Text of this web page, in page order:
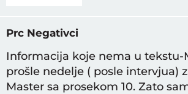
Prc Negativci
Informacija koje nema u tekstu-
prošle nedelje ( posle intervjua)
Master sa prosekom 10. Zato